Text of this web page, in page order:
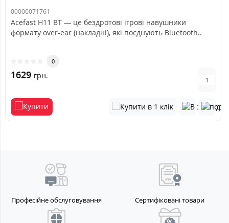
00000071761
Acefast H11 BT — це бездротові ігрові навушники
формату over-ear (накладні), які поєднують Bluetooth..
0
1629 грн.
Професійне обслуговування Сертифіковані товари